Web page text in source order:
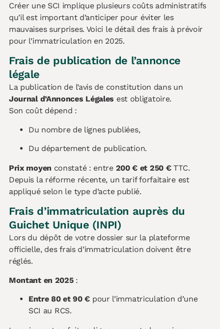
Créer une SCI implique plusieurs coûts administratifs
qu’il est important d’anticiper pour éviter les
mauvaises surprises. Voici le détail des frais à prévoir
pour l’immatriculation en 2025.
Frais de publication de l’annonce
légale
La publication de l’avis de constitution dans un
Journal d’Annonces Légales est obligatoire.
Son coût dépend :
Du nombre de lignes publiées,
Du département de publication.
Prix moyen constaté : entre 200 € et 250 €TTC.
Depuis la réforme récente, un tarif forfaitaire est
appliqué selon le type d’acte publié.
Frais d’immatriculation auprès du
Guichet Unique (INPI)
Lors du dépôt de votre dossier sur la plateforme
officielle, des frais d’immatriculation doivent être
réglés.
Montant en 2025:
Entre 80 et 90 € pour l’immatriculation d’une
SCI au RCS.